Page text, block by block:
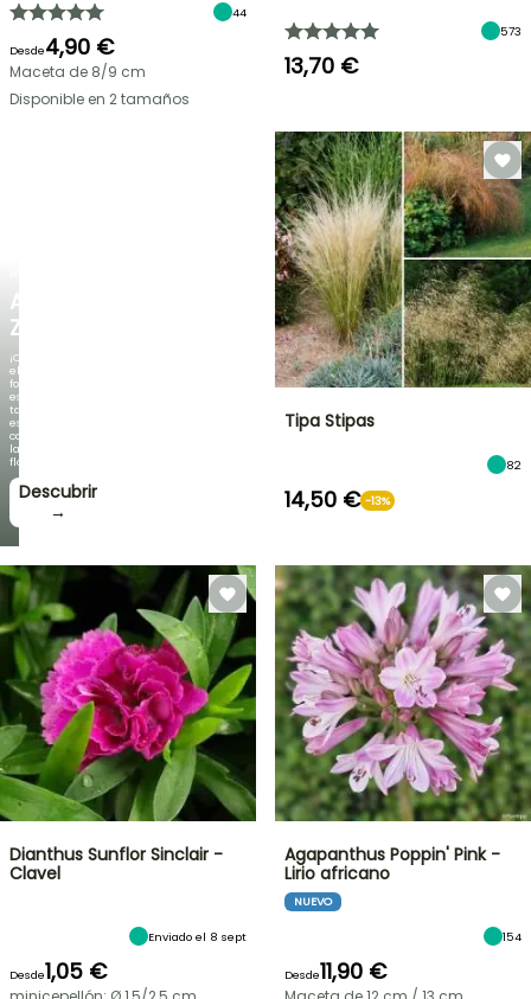
AGAPANTHUS
ZAMBEZI
¡Cuando
el
follaje
es
tan
espectacular
como
la
floración!
Descubrir
→
44
Desde4,90 €
Maceta de 8/9 cm
Disponible en 2 tamaños
573
13,70 €
Tipa Stipas
82
14,50 € -13%
Dianthus Sunflor Sinclair -
Clavel
Enviado el 8 sept
Desde1,05 €
Agapanthus Poppin' Pink -
Lirio africano
NUEVO
154
Desde11,90 €